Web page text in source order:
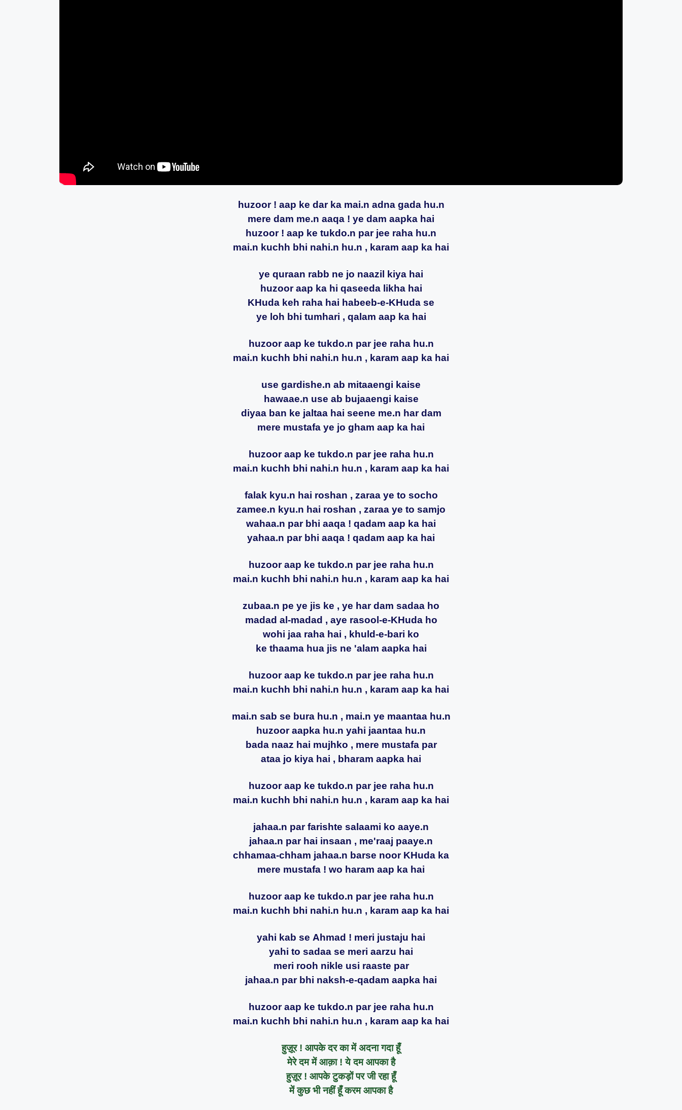
huzoor ! aap ke dar ka mai.n adna gada hu.n
mere dam me.n aaqa ! ye dam aapka hai
huzoor ! aap ke tukdo.n par jee raha hu.n
mai.n kuchh bhi nahi.n hu.n , karam aap ka hai
ye quraan rabb ne jo naazil kiya hai
huzoor aap ka hi qaseeda likha hai
KHuda keh raha hai habeeb-e-KHuda se
ye loh bhi tumhari , qalam aap ka hai
huzoor aap ke tukdo.n par jee raha hu.n
mai.n kuchh bhi nahi.n hu.n , karam aap ka hai
use gardishe.n ab mitaaengi kaise
hawaae.n use ab bujaaengi kaise
diyaa ban ke jaltaa hai seene me.n har dam
mere mustafa ye jo gham aap ka hai
huzoor aap ke tukdo.n par jee raha hu.n
mai.n kuchh bhi nahi.n hu.n , karam aap ka hai
falak kyu.n hai roshan , zaraa ye to socho
zamee.n kyu.n hai roshan , zaraa ye to samjo
wahaa.n par bhi aaqa ! qadam aap ka hai
yahaa.n par bhi aaqa ! qadam aap ka hai
huzoor aap ke tukdo.n par jee raha hu.n
mai.n kuchh bhi nahi.n hu.n , karam aap ka hai
zubaa.n pe ye jis ke , ye har dam sadaa ho
madad al-madad , aye rasool-e-KHuda ho
wohi jaa raha hai , khuld-e-bari ko
ke thaama hua jis ne 'alam aapka hai
huzoor aap ke tukdo.n par jee raha hu.n
mai.n kuchh bhi nahi.n hu.n , karam aap ka hai
mai.n sab se bura hu.n , mai.n ye maantaa hu.n
huzoor aapka hu.n yahi jaantaa hu.n
bada naaz hai mujhko , mere mustafa par
ataa jo kiya hai , bharam aapka hai
huzoor aap ke tukdo.n par jee raha hu.n
mai.n kuchh bhi nahi.n hu.n , karam aap ka hai
jahaa.n par farishte salaami ko aaye.n
jahaa.n par hai insaan , me'raaj paaye.n
chhamaa-chham jahaa.n barse noor KHuda ka
mere mustafa ! wo haram aap ka hai
huzoor aap ke tukdo.n par jee raha hu.n
mai.n kuchh bhi nahi.n hu.n , karam aap ka hai
yahi kab se Ahmad ! meri justaju hai
yahi to sadaa se meri aarzu hai
meri rooh nikle usi raaste par
jahaa.n par bhi naksh-e-qadam aapka hai
huzoor aap ke tukdo.n par jee raha hu.n
mai.n kuchh bhi nahi.n hu.n , karam aap ka hai
हुज़ूर ! आपके दर का में अदना गदा हूँ
मेरे दम में आक़ा ! ये दम आपका है
हुज़ूर ! आपके टुकड़ों पर जी रहा हूँ
में कुछ भी नहीं हूँ करम आपका है